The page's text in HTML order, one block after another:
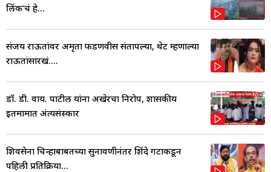
लिंक’चं हे...
संजय राऊतांवर अमृता फडणवीस संतापल्या, थेट म्हणाल्या
राऊतांसारखं....
डॉ. डी. वाय. पाटील यांना अखेरचा निरोप, शासकीय
इतमामात अंत्यसंस्कार
शिवसेना चिन्हाबाबतच्या सुनावणीनंतर शिंदे गटाकडून
पहिली प्रतिक्रिया...